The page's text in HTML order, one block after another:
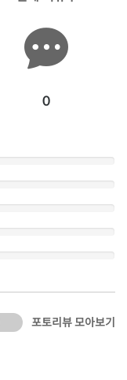
0
포토리뷰 모아보기